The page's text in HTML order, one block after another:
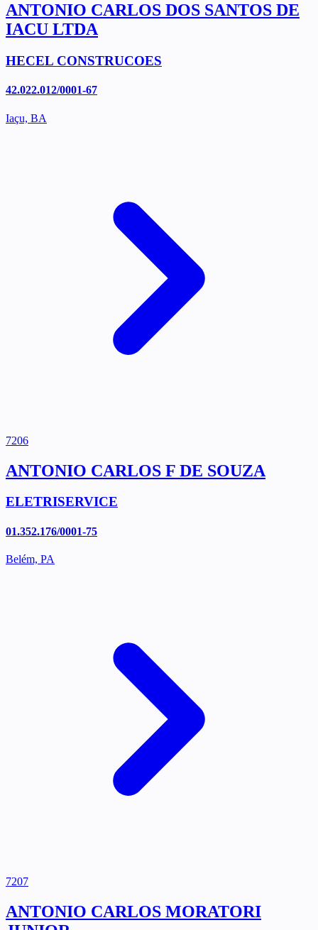
ANTONIO CARLOS DOS SANTOS DE
IACU LTDA
HECEL CONSTRUCOES
42.022.012/0001-67
Iaçu, BA
7206
ANTONIO CARLOS F DE SOUZA
ELETRISERVICE
01.352.176/0001-75
Belém, PA
7207
ANTONIO CARLOS MORATORI